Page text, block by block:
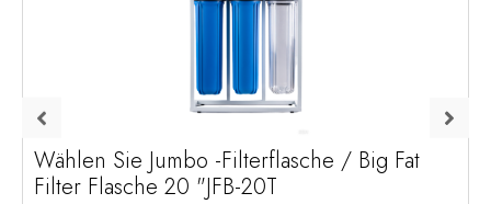
Wählen Sie Jumbo -Filterflasche / Big Fat
Filter Flasche 20 "JFB-20T